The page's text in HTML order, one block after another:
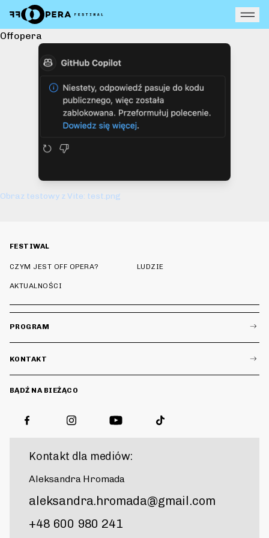
Offopera
Obraz testowy z Vite: test.png
FESTIWAL
CZYM JEST OFF OPERA? LUDZIE
AKTUALNOŚCI
PROGRAM
KONTAKT
BĄDŹ NA BIEŻĄCO
Kontakt dla mediów:
Aleksandra Hromada
aleksandra.hromada@gmail.com
+48 600 980 241